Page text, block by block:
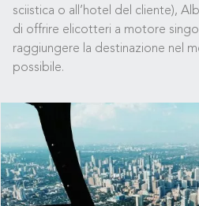
sciistica o all’hotel del cliente),
di offrire elicotteri a motore
raggiungere la destinazione nel
possibile.